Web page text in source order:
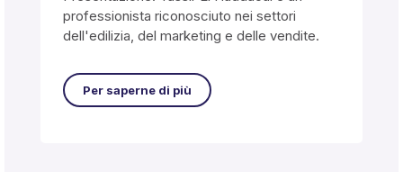
professionista riconosciuto nei settori
dell'edilizia, del marketing e delle vendite.
Per saperne di più